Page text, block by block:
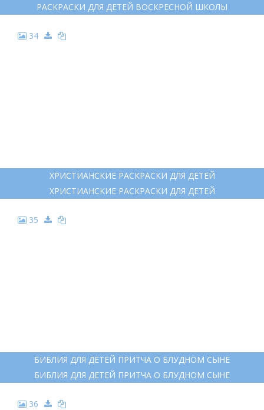
РАСКРАСКИ ДЛЯ ДЕТЕЙ ВОСКРЕСНОЙ ШКОЛЫ
34
ХРИСТИАНСКИЕ РАСКРАСКИ ДЛЯ ДЕТЕЙ
ХРИСТИАНСКИЕ РАСКРАСКИ ДЛЯ ДЕТЕЙ
35
БИБЛИЯ ДЛЯ ДЕТЕЙ ПРИТЧА О БЛУДНОМ СЫНЕ
БИБЛИЯ ДЛЯ ДЕТЕЙ ПРИТЧА О БЛУДНОМ СЫНЕ
36